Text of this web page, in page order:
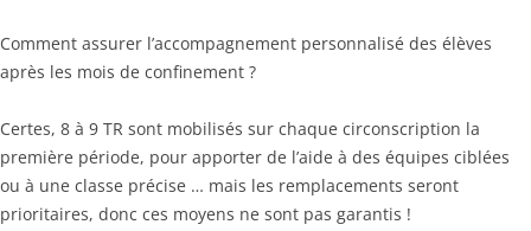
Comment assurer l’accompagnement personnalisé des élèves
après les mois de confinement ?
Certes, 8 à 9 TR sont mobilisés sur chaque circonscription la
première période, pour apporter de l’aide à des équipes ciblées
ou à une classe précise … mais les remplacements seront
prioritaires, donc ces moyens ne sont pas garantis !